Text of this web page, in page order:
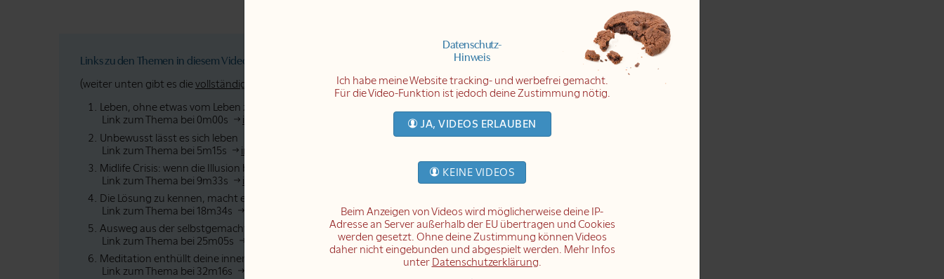
Links zu den Themen in diesem Video:
(weiter unten gibt es dievollständige Abschrift
Leben, ohne etwas vom Leben zu wissen
Link zum Thema bei 0m00s
im Text
Unbewusst lässt es sich leben
Link zum Thema bei 5m15s
im Text
Midlife Crisis: wenn die Illusion bröckelt
Link zum Thema bei 9m33s
im Text
Die Lösung zu kennen, macht es nur schlimmer
Link zum Thema bei 18m34s
Ausweg aus der selbstgemachten Hölle
Link zum Thema bei 25m05s
Meditation enthüllt deine innere Schwäche
Link zum Thema bei 32m16s
Datenschutz-
Hinweis
Ich habe meine Website tracking- und werbefrei gemacht.
Für die Video-Funktion ist jedoch deine Zustimmung nötig.
JA, VIDEOS ERLAUBEN
KEINE VIDEOS
Beim Anzeigen von Videos wird möglicherweise deine IP-
Adresse an Server außerhalb der EU übertragen und Cookies
werden gesetzt. Ohne deine Zustimmung können Videos
daher nicht eingebunden und abgespielt werden. Mehr Infos
unter Datenschutzerklärung.